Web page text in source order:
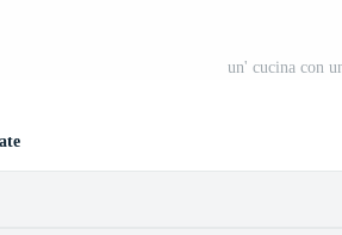
un' cucina con